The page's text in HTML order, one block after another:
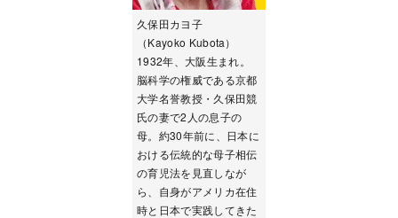
久保田カヨ子
（Kayoko Kubota）
1932年、大阪生まれ。
脳科学の権威である京都
大学名誉教授・久保田競
氏の妻で2人の息子の
母。約30年前に、日本に
おける伝統的な母子相伝
の育児法を見直しなが
ら、自身がアメリカ在住
時と日本で実践してきた